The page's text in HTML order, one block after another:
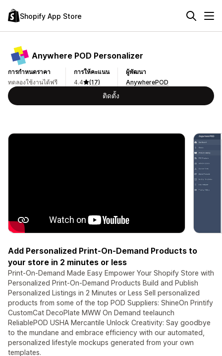
Shopify App Store
Anywhere POD Personalizer
การกำหนดราคา
ทดลองใช้งานได้ฟรี
การให้คะแนน
4.4
(17)
ผู้พัฒนา
AnywherePOD
ติดตั้ง
Add Personalized Print-On-Demand Products to
your store in 2 minutes or less
Print-On-Demand Made Easy Empower Your Shopify Store with
Personalized Print-On-Demand Products Build and Publish
Personalized Listings in 2 Minutes or Less Sell personalized
products from some of the top POD Suppliers: ShineOn Printify
CustomCat DecoPlate MWW On Demand teelaunch
ReliablePOD USHA Mercantile Unlock Creativity: Say goodbye
to the mundane and embrace efficiency with our automated,
personalized lifestyle mockups generated from your own
templates.